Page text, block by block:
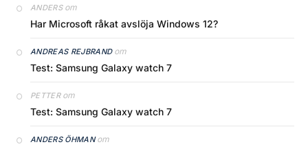
ANDERSom
Har Microsoft råkat avslöja Windows 12?
ANDREAS REJBRANDom
Test: Samsung Galaxy watch 7
PETTERom
Test: Samsung Galaxy watch 7
ANDERS ÖHMANom